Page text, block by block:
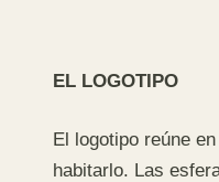
EL LOGOTIPO
El logotipo reúne
habitarlo. Las